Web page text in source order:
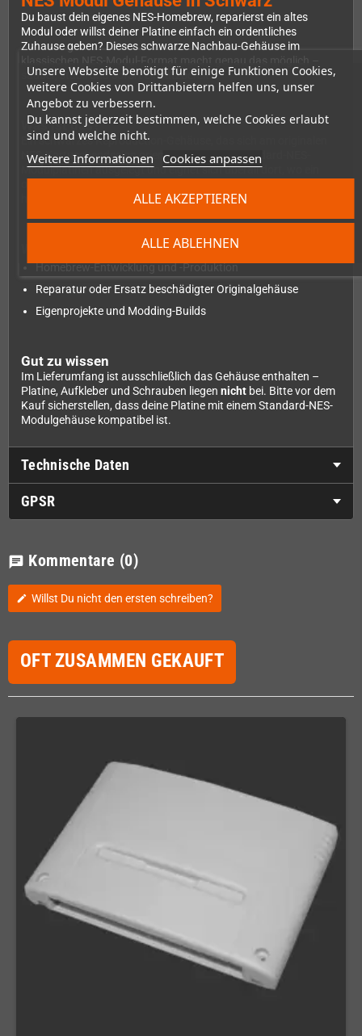
Unsere Webseite benötigt für einige Funktionen Cookies,
weitere Cookies von Drittanbietern helfen uns, unser
Angebot zu verbessern.
Du kannst jederzeit bestimmen, welche Cookies erlaubt
sind und welche nicht.
Weitere Informationen Cookies anpassen
ALLE ABLEHNEN
ALLE AKZEPTIEREN
Du baust dein eigenes NES-Homebrew, reparierst ein altes
Modul oder willst deiner Platine einfach ein ordentliches
Zuhause geben? Dieses schwarze Nachbau-Gehäuse im
sauber, stabil und sofort einsatzbereit.
Was ist das?
Ein schwarzes Reproduction-Gehäuse, das sich am originalen
NES-Kartuschendesign orientiert. Es ist für Standard-NES-
Modulplatinen ausgelegt und eignet sich überall dort, wo ein
Wofür eignet es sich?
Homebrew-Entwicklung und -Produktion
Reparatur oder Ersatz beschädigter Originalgehäuse
Eigenprojekte und Modding-Builds
Gut zu wissen
Im Lieferumfang ist ausschließlich das Gehäuse enthalten –
Platine, Aufkleber und Schrauben liegen nicht bei. Bitte vor dem
Kauf sicherstellen, dass deine Platine mit einem Standard-NES-
Modulgehäuse kompatibel ist.
Technische Daten
GPSR
chat Kommentare (0)
edit Willst Du nicht den ersten schreiben?
OFT ZUSAMMEN GEKAUFT